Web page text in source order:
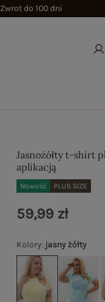
Zwrot do 100 dni
Jasnożółty t-shirt
aplikacją
Nowość PLUS SIZE
Kolory: jasny żółty
59,99 zł